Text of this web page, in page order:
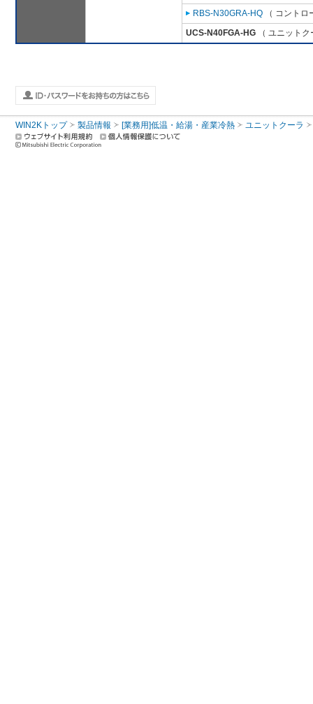
RBS-N30GRA-HQ （ コント
UCS-N40FGA-HG （ ユニット
WIN2Kトップ 製品情報 [業務用]低温・給湯・産業冷熱 ユニットクーラ